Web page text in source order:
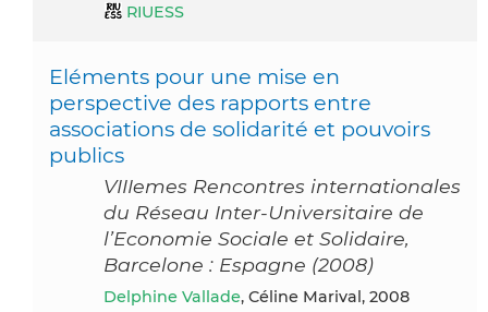
RIUESS
Eléments pour une mise en
perspective des rapports entre
associations de solidarité et pouvoirs
publics
VIIIemes Rencontres internationales
du Réseau Inter-Universitaire de
l’Economie Sociale et Solidaire,
Barcelone : Espagne (2008)
Delphine Vallade, Céline Marival, 2008